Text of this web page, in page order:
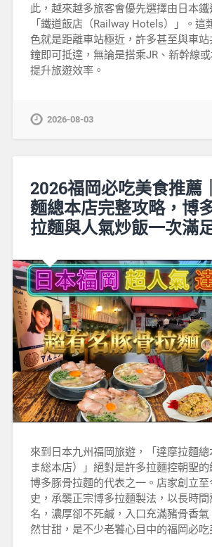
此，越來越多旅客會優先選擇由日本
「鐵道飯店（Railway Hotels）」。這
色就是距離車站極近，許多甚至與車
鐘即可抵達，無論是搭乘JR、新幹線
提升旅遊效率。
2026-08-03
2026福岡必吃美食推薦
麵總本店完整攻略，博
拉麵與人氣炒飯一次滿
來到日本九州福岡旅遊，「達摩拉麵
ま総本店）」絕對是許多拉麵控朝聖
博多豚骨拉麵的代表之一。店家創立
史，承襲正宗博多拉麵製法，以長時
名，濃厚卻不死鹹，入口充滿豬骨香氣
然甘甜，是不少老饕心目中的福岡必吃